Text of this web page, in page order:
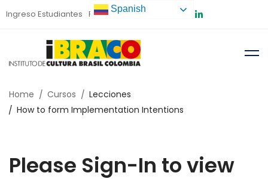
Ingreso Estudiantes Preinscripción
Home Cursos
Lecciones
How to form Implementation Intentions
Please Sign-In to view
Spanish